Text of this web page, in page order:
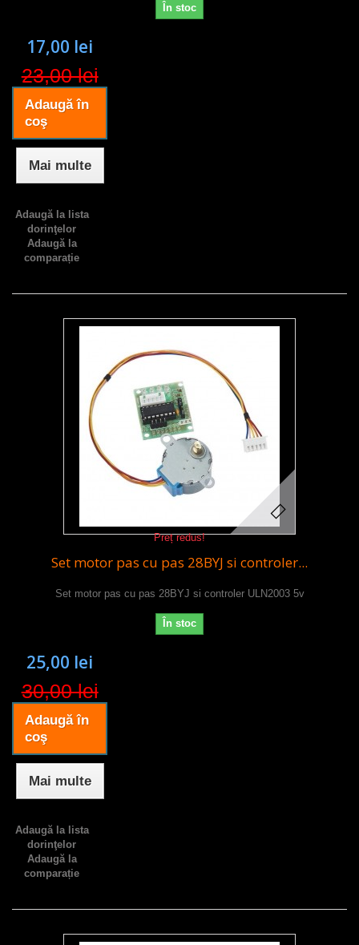
În stoc
17,00 lei
23,00 lei
Adaugă în
coş
Mai multe
Adaugă la lista
dorinţelor
Adaugă la
comparație
Preț redus!
Set motor pas cu pas 28BYJ si controler...
Set motor pas cu pas 28BYJ si controler ULN2003 5v
În stoc
25,00 lei
30,00 lei
Adaugă în
coş
Mai multe
Adaugă la lista
dorinţelor
Adaugă la
comparație